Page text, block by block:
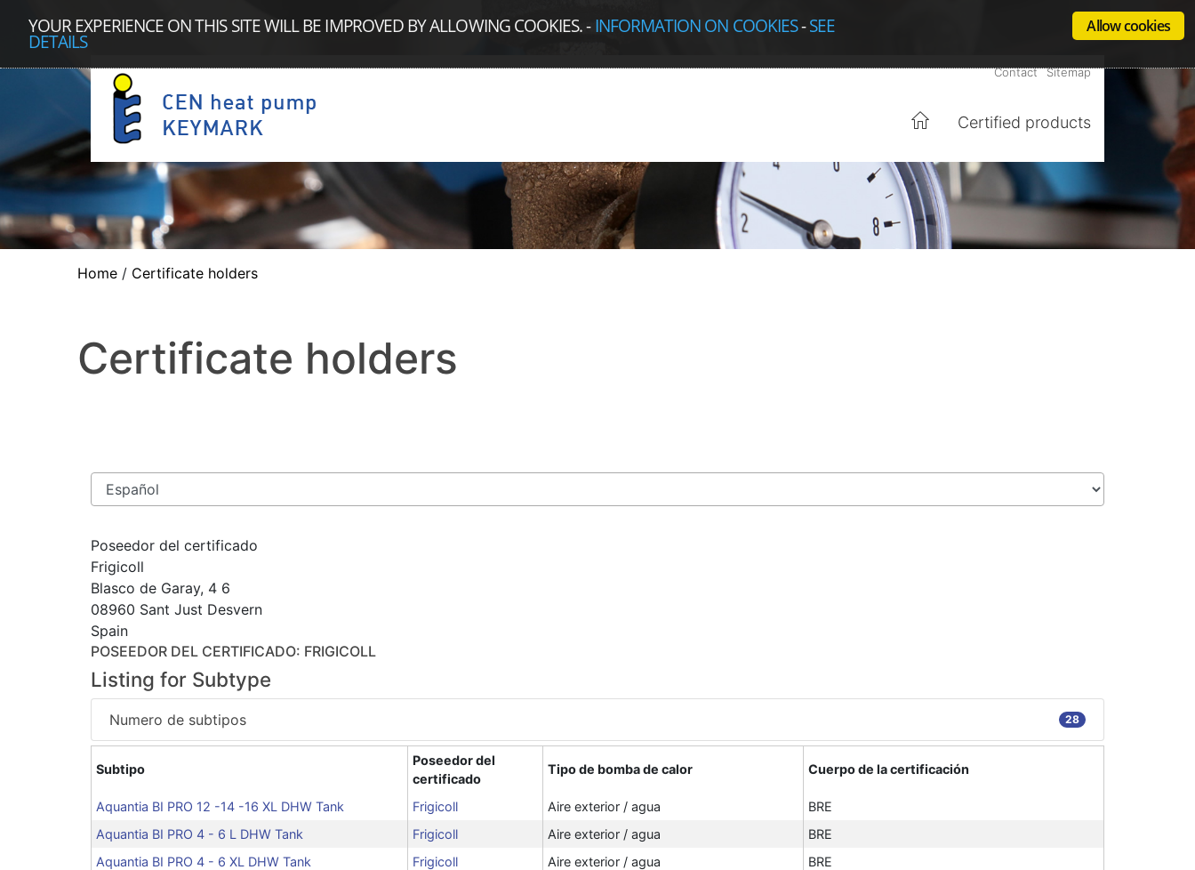
YOUR EXPERIENCE ON THIS SITE WILL BE IMPROVED BY ALLOWING COOKIES.- INFORMATION ON COOKIES-SEE
DETAILS
Allow cookies
Contact Sitemap
Certified products
Home / Certificate holders
Certificate holders
Poseedor del certificado
Frigicoll
Blasco de Garay, 4 6
08960 Sant Just Desvern
Spain
POSEEDOR DEL CERTIFICADO: FRIGICOLL
Listing for Subtype
Numero de subtipos 28
Subtipo
Poseedor del
certificado
Tipo de bomba de calor Cuerpo de la certificación
Aquantia BI PRO 12 -14 -16 XL DHW Tank Frigicoll Aire exterior / agua
BRE
Aquantia BI PRO 4 - 6 L DHW Tank
Frigicoll Aire exterior / agua
BRE
Aquantia BI PRO 4 - 6 XL DHW Tank
Frigicoll Aire exterior / agua
BRE